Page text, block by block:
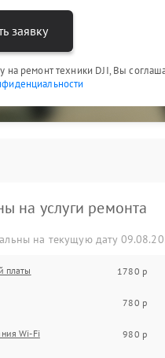
заявку
на ремонт техники DJI, Вы
на услуги ремонта
на текущую дату
платы 1780 р
780 р
Wi-Fi 980 р